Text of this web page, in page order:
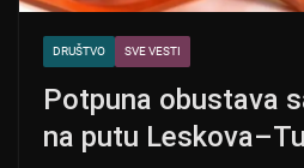
DRUŠTVO SVE VESTI
Potpuna obustava
na putu